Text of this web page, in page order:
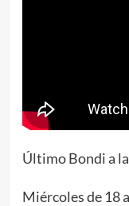
Último Bondi a
Miércoles de 18